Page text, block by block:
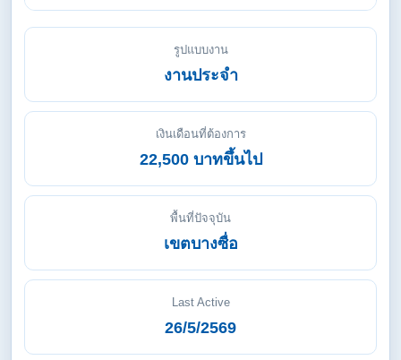
รูปแบบงาน
งานประจำ
เงินเดือนที่ต้องการ
22,500 บาทขึ้นไป
พื้นที่ปัจจุบัน
เขตบางซื่อ
Last Active
26/5/2569